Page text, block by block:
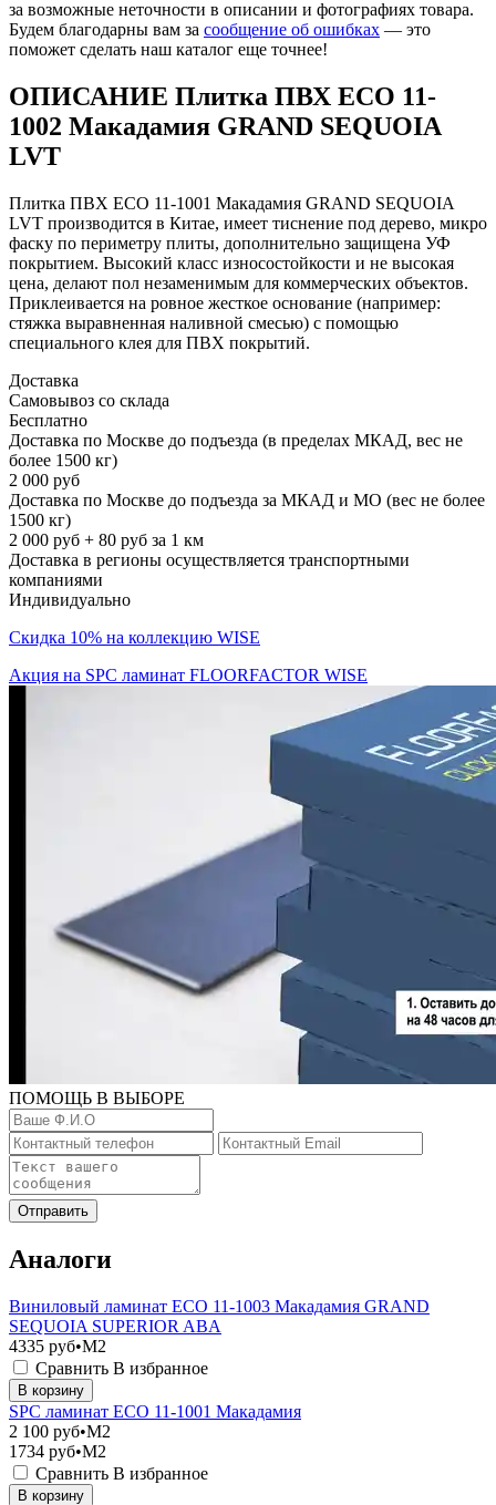
за возможные неточности в описании и фотографиях товара.
Будем благодарны вам за сообщение об ошибках — это
поможет сделать наш каталог еще точнее!
ОПИСАНИЕ Плитка ПВХ ЕСО 11-
1002 Макадамия GRAND SEQUOIA
LVT
Плитка ПВХ ЕСО 11-1001 Макадамия GRAND SEQUOIA
LVT производится в Китае, имеет тиснение под дерево, микро
фаску по периметру плиты, дополнительно защищена УФ
покрытием. Высокий класс износостойкости и не высокая
цена, делают пол незаменимым для коммерческих объектов.
Приклеивается на ровное жесткое основание (например:
стяжка выравненная наливной смесью) с помощью
специального клея для ПВХ покрытий.
Доставка
Самовывоз со склада
Бесплатно
Доставка по Москве до подъезда (в пределах МКАД, вес не
более 1500 кг)
2 000 руб
Доставка по Москве до подъезда за МКАД и МО (вес не более
1500 кг)
2 000 руб + 80 руб за 1 км
Доставка в регионы осуществляется транспортными
компаниями
Индивидуально
Скидка 10% на коллекцию WISE
Акция на SPC ламинат FLOORFACTOR WISE
ПОМОЩЬ В ВЫБОРЕ
Отправить
Аналоги
Виниловый ламинат ЕСО 11-1003 Макадамия GRAND
SEQUOIA SUPERIOR ABA
4335 руб•M2
Сравнить В избранное
В корзину
SPC ламинат ЕСО 11-1001 Макадамия
2 100 руб•M2
1734 руб•M2
Сравнить В избранное
В корзину